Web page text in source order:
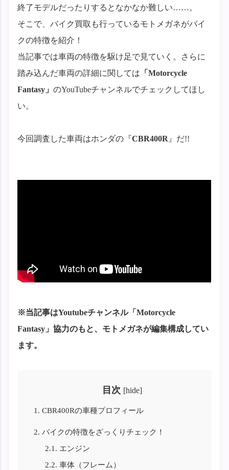
終了モデルだったりするとなかなか難しい……。
そこで、バイク買取も行っているモトメガネがバイ
クの特徴を紹介！
当記事では車両の特徴を駆け足で見ていく。さらに
踏み込んだ車両の詳細に関しては 「Motorcycle
Fantasy」のYouTubeチャンネルでチェックしてほし
い。
今回調査した車両はホンダの『CBR400R』だ!!
※当記事はYoutubeチャンネル「Motorcycle
Fantasy」協力のもと、モトメガネが編集構成してい
ます。
目次 [hide]
1. CBR400Rの車種プロフィール
2. バイクの特徴をざっくりチェック！
2.1. エンジン
2.2. 車体（フレーム）